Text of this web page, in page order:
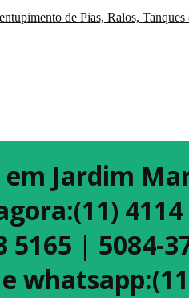
de Pias, Ralos,
em Jardim
4114
5165 | 5084-